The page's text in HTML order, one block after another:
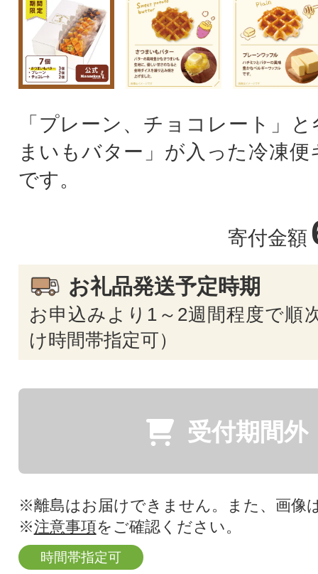
「プレーン、チョコレート」
まいもバター」が入った冷凍
です。
寄付金額
お礼品発送予定時期
お申込みより1～2週間程度で順
け時間帯指定可）
受付期間外
※離島はお届けできません。また、画像
※注意事項をご確認ください。
時間帯指定可